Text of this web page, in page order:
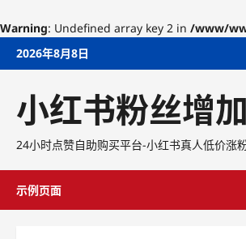
Warning: Undefined array key 2 in /www/
Skip2026年8月8日
小红书粉丝增加
24小时点赞自助购买平台-小红书真人低价涨
示例页面